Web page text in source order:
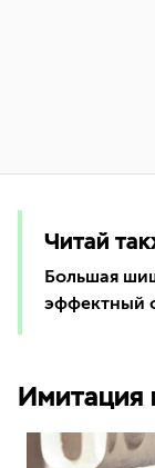
Читай
Большая
эффектный
Имитация